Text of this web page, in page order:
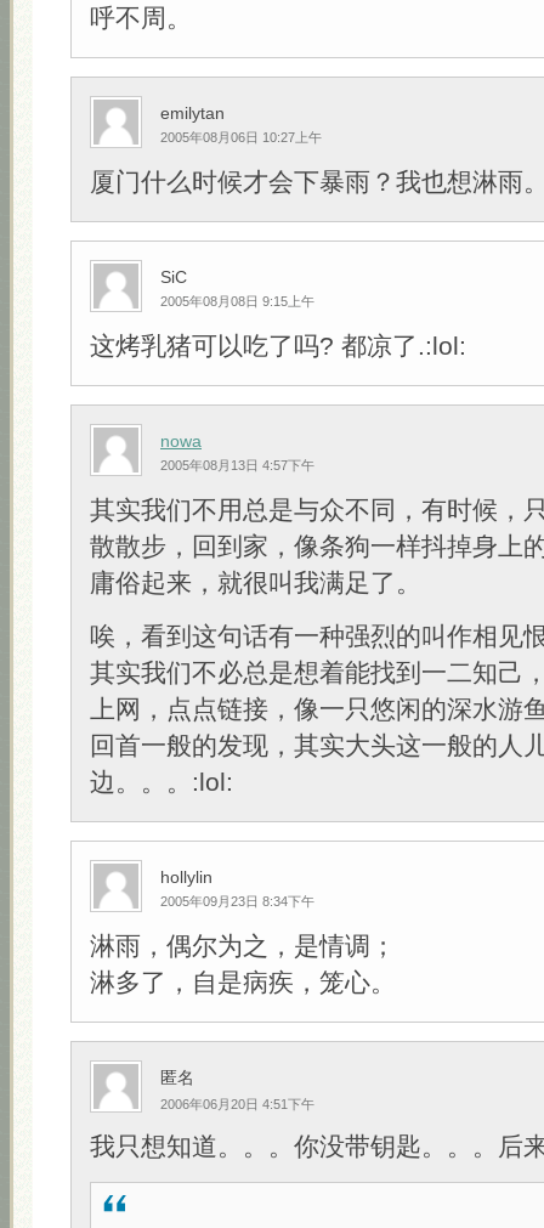
呼不周。
emilytan
2005年08月06日 10:27上午
厦门什么时候才会下暴雨？我也想淋雨
SiC
2005年08月08日 9:15上午
这烤乳猪可以吃了吗? 都凉了.:lol:
nowa
2005年08月13日 4:57下午
其实我们不用总是与众不同，有时候，
散散步，回到家，像条狗一样抖掉身上
庸俗起来，就很叫我满足了。
唉，看到这句话有一种强烈的叫作相见
其实我们不必总是想着能找到一二知己
上网，点点链接，像一只悠闲的深水游
回首一般的发现，其实大头这一般的人
边。。。:lol:
hollylin
2005年09月23日 8:34下午
淋雨，偶尔为之，是情调；
淋多了，自是病疾，笼心。
匿名
2006年06月20日 4:51下午
我只想知道。。。你没带钥匙。。。后